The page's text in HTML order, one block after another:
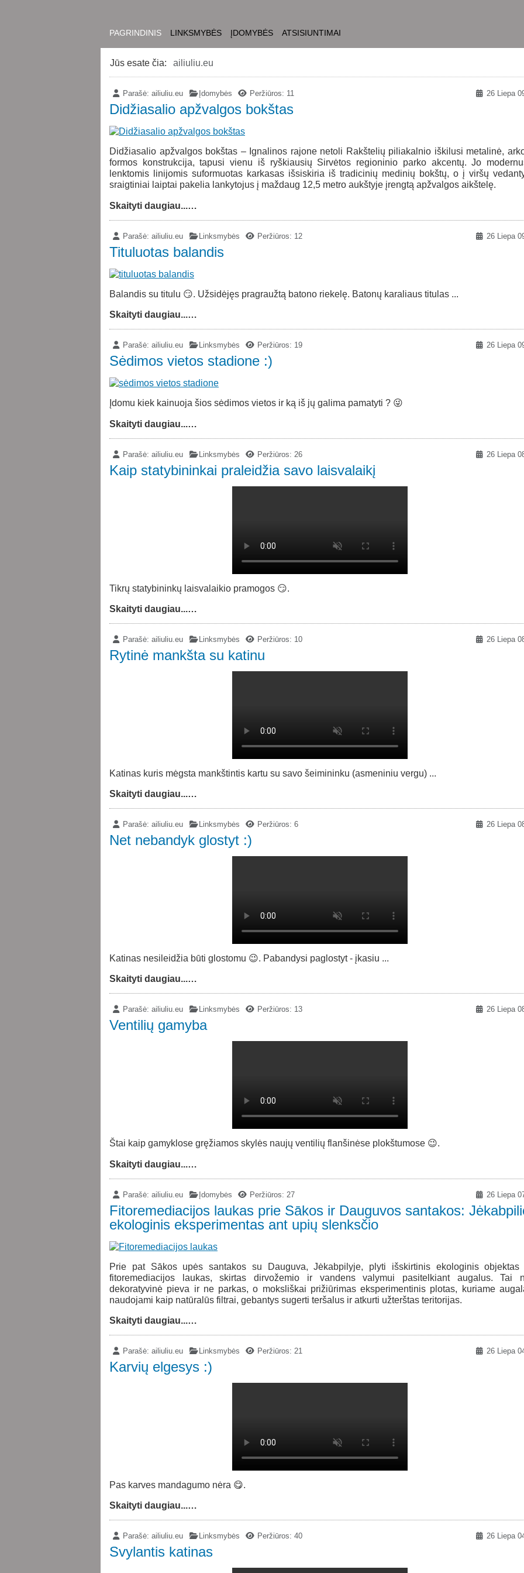
PAGRINDINIS LINKSMYBĖS ĮDOMYBĖS ATSISIUNTIMAI
Jūs esate čia: ailiuliu.eu
Parašė:ailiuliu.eu Įdomybės 26 Liepa
Peržiūros: 11
Didžiasalio apžvalgos bokštas
Didžiasalio apžvalgos bokštas – Ignalinos rajone netoli Rakštelių piliakalnio iškilusi metalinė,
formos konstrukcija, tapusi vienu iš ryškiausių Sirvėtos regioninio parko akcentų. Jo
lenktomis linijomis suformuotas karkasas išsiskiria iš tradicinių medinių bokštų, o į viršų
sraigtiniai laiptai pakelia lankytojus į maždaug 12,5 metro aukštyje įrengtą apžvalgos aikštelę.
Skaityti daugiau...…
Parašė:ailiuliu.eu Linksmybės 26 Liepa
Peržiūros: 12
Tituluotas balandis
Balandis su titulu 😏. Užsidėjęs pragraužtą batono riekelę. Batonų karaliaus titulas ...
Skaityti daugiau...…
Parašė:ailiuliu.eu Linksmybės 26 Liepa
Peržiūros: 19
Sėdimos vietos stadione :)
Įdomu kiek kainuoja šios sėdimos vietos ir ką iš jų galima pamatyti ? 😜
Skaityti daugiau...…
Parašė:ailiuliu.eu Linksmybės 26 Liepa
Peržiūros: 26
Kaip statybininkai praleidžia savo laisvalaikį
Tikrų statybininkų laisvalaikio pramogos 😏.
Skaityti daugiau...…
Parašė:ailiuliu.eu Linksmybės 26 Liepa
Peržiūros: 10
Rytinė mankšta su katinu
Katinas kuris mėgsta mankštintis kartu su savo šeimininku (asmeniniu vergu) ...
Skaityti daugiau...…
Parašė:ailiuliu.eu Linksmybės 26 Liepa
Peržiūros: 6
Net nebandyk glostyt :)
Katinas nesileidžia būti glostomu 😉. Pabandysi paglostyt - įkasiu ...
Skaityti daugiau...…
Parašė:ailiuliu.eu Linksmybės 26 Liepa
Peržiūros: 13
Ventilių gamyba
Štai kaip gamyklose gręžiamos skylės naujų ventilių flanšinėse plokštumose 😉.
Skaityti daugiau...…
Parašė:ailiuliu.eu Įdomybės 26 Liepa
Peržiūros: 27
Fitoremediacijos laukas prie Sākos ir Dauguvos santakos:
ekologinis eksperimentas ant upių slenksčio
Prie pat Sākos upės santakos su Dauguva, Jėkabpilyje, plyti išskirtinis ekologinis objektas
fitoremediacijos laukas, skirtas dirvožemio ir vandens valymui pasitelkiant augalus. Tai
dekoratyvinė pieva ir ne parkas, o moksliškai prižiūrimas eksperimentinis plotas, kuriame
naudojami kaip natūralūs filtrai, gebantys sugerti teršalus ir atkurti užterštas teritorijas.
Skaityti daugiau...…
Parašė:ailiuliu.eu Linksmybės 26 Liepa
Peržiūros: 21
Karvių elgesys :)
Pas karves mandagumo nėra 😋.
Skaityti daugiau...…
Parašė:ailiuliu.eu Linksmybės 26 Liepa
Peržiūros: 40
Svylantis katinas